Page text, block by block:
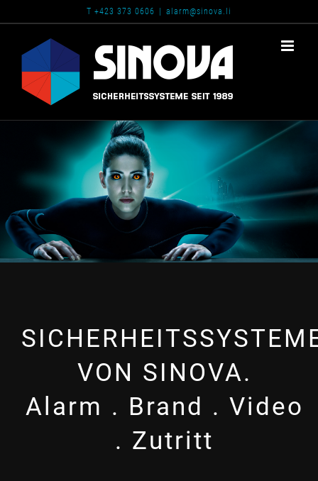
springen
T +423 373 0606 alarm@sinova.li
VON SINOVA.
Alarm . Brand . Video
. Zutritt